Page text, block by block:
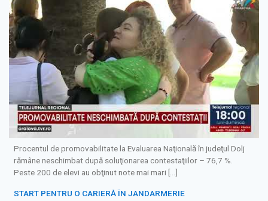
Procentul de promovabilitate la Evaluarea Naţională în judeţul Dolj
rămâne neschimbat după soluţionarea contestaţiilor – 76,7 %.
Peste 200 de elevi au obţinut note mai mari […]
START PENTRU O CARIERĂ ÎN JANDARMERIE